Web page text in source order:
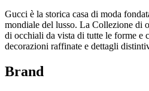
Gucci è la storica casa di moda
mondiale del lusso. La Collezione di
di occhiali da vista di tutte le forme e
decorazioni raffinate e dettagli
Brand